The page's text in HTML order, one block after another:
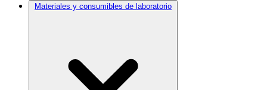
Materiales y consumibles de laboratorio